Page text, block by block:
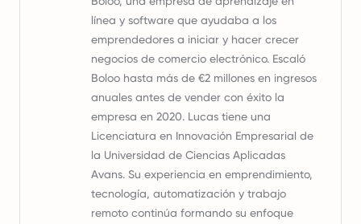
línea y software que ayudaba a los
emprendedores a iniciar y hacer crecer
negocios de comercio electrónico. Escaló
Boloo hasta más de €2 millones en ingresos
anuales antes de vender con éxito la
empresa en 2020. Lucas tiene una
Licenciatura en Innovación Empresarial de
la Universidad de Ciencias Aplicadas
Avans. Su experiencia en emprendimiento,
tecnología, automatización y trabajo
remoto continúa formando su enfoque